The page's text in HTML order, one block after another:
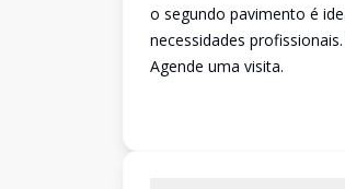
o segundo pavimento é
necessidades
Agende uma visita.